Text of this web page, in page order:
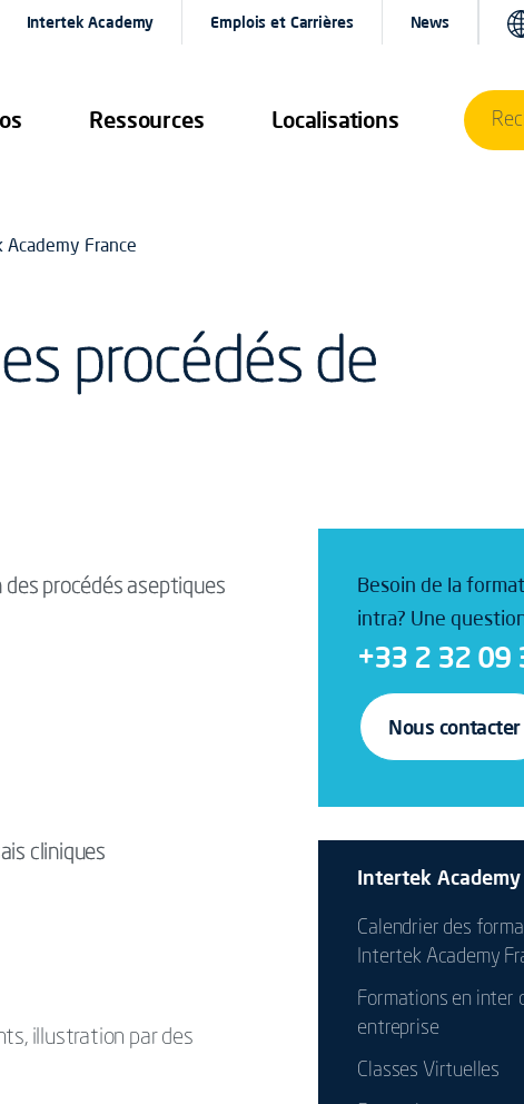
Ressources Localisations
Intertek Academy Emplois et Carrières News
France
procédés de
procédés aseptiques
cliniques
illustration par des
Besoin de la
intra? Une
+33 2 32 09
Nous contacter
Intertek Academy
Calendrier des
Intertek Academy
Formations en inter
entreprise
Classes Virtuelles